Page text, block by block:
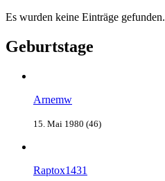
Es wurden keine Einträge gefunden.
Geburtstage
Arnemw
15. Mai 1980 (46)
Raptox1431